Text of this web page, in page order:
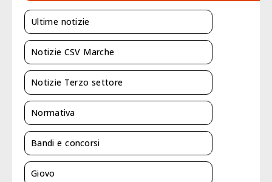
Ultime notizie
Notizie CSV Marche
Notizie Terzo settore
Normativa
Bandi e concorsi
Giovo